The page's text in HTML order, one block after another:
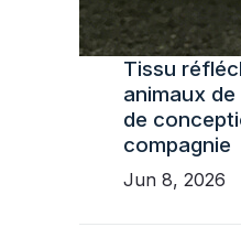
Tissu
animaux
de
compagnie
Jun 8, 2026